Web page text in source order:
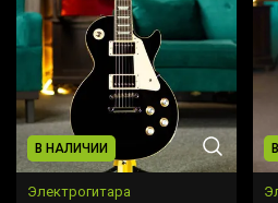
В НАЛИЧИИ
Электрогитара